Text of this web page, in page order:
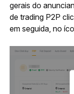
gerais do
de trading P2P
em seguida, no